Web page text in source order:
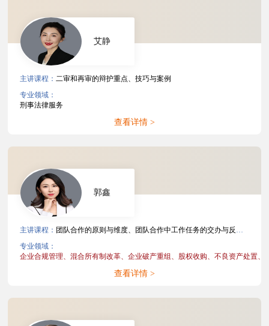
主讲课程：二审和再审的辩护重点、技巧与案例
专业领域：
刑事法律服务
查看详情 >
艾静
主讲课程： 团队合作的原则与维度、团队合作中工作任务的交办与反馈、团队合作中错误或批评的处理、非诉项目文件管理、争议解决案件文件管理
专业领域：
企业合规管理、混合所有制改革、企业破产重组、 股权收购、不良资产处置、
查看详情 >
郭鑫